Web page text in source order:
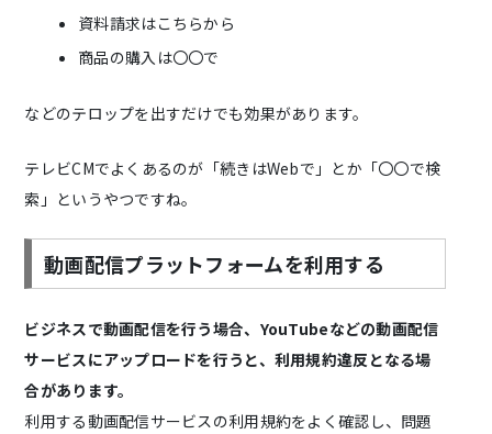
資料請求はこちらから
商品の購入は〇〇で
などのテロップを出すだけでも効果があります。
テレビCMでよくあるのが「続きはWebで」とか「〇〇で検
索」というやつですね。
動画配信プラットフォームを利用する
ビジネスで動画配信を行う場合、YouTubeなどの動画配信
サービスにアップロードを行うと、利用規約違反となる場
合があります。
利用する動画配信サービスの利用規約をよく確認し、問題